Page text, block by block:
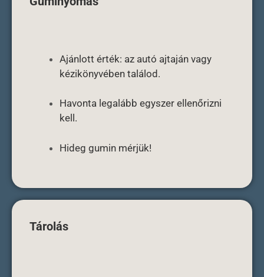
Ajánlott érték: az autó ajtaján vagy
kézikönyvében találod.
Havonta legalább egyszer ellenőrizni
kell.
Hideg gumin mérjük!
Tárolás